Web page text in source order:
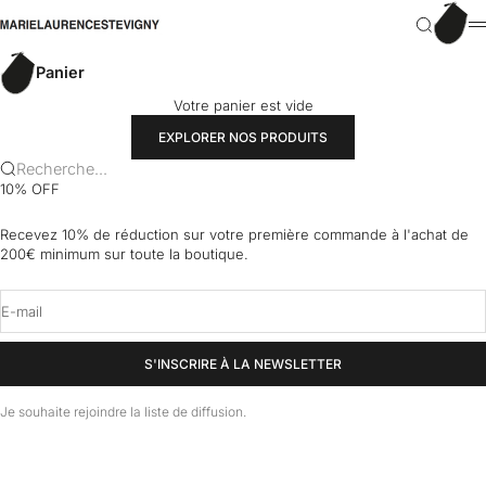
marielaurencestevigny
Recherche
Panier
Panier
Votre panier est vide
EXPLORER NOS PRODUITS
Recherche...
10% OFF
Recevez 10% de réduction sur votre première commande à l'achat de
200€ minimum sur toute la boutique.
E-mail
S'INSCRIRE À LA NEWSLETTER
Je souhaite rejoindre la liste de diffusion.